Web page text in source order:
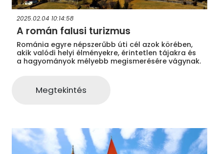
2025.02.04 10:14:58
A román falusi turizmus
Románia egyre népszerűbb úti cél azok körében,
akik valódi helyi élményekre, érintetlen tájakra és
a hagyományok mélyebb megismerésére vágynak.
Megtekintés